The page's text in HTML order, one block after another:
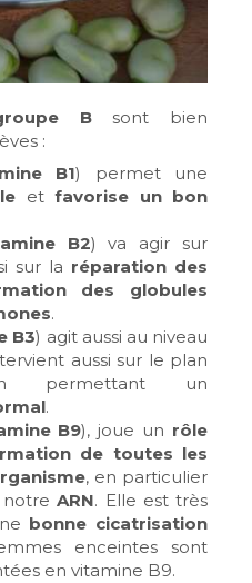
Bsont bien
:
B1) permet une
etfavorise un bon
B2) va agir sur
sur la réparation des
des globules
.
B3) agit aussi au niveau
aussi sur le plan
permettant un
.
B9), joue un rôle
de toutes les
, en particulier
notreARN. Elle est très
bonne cicatrisation
enceintes sont
en vitamine B9.